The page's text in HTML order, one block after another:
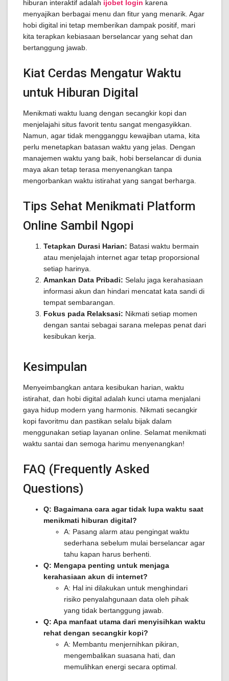
hiburan interaktif adalah ijobet login karena
menyajikan berbagai menu dan fitur yang menarik. Agar
hobi digital ini tetap memberikan dampak positif, mari
kita terapkan kebiasaan berselancar yang sehat dan
bertanggung jawab.
Kiat Cerdas Mengatur Waktu
untuk Hiburan Digital
Menikmati waktu luang dengan secangkir kopi dan
menjelajahi situs favorit tentu sangat mengasyikkan.
Namun, agar tidak mengganggu kewajiban utama, kita
perlu menetapkan batasan waktu yang jelas. Dengan
manajemen waktu yang baik, hobi berselancar di dunia
maya akan tetap terasa menyenangkan tanpa
mengorbankan waktu istirahat yang sangat berharga.
Tips Sehat Menikmati Platform
Online Sambil Ngopi
Tetapkan Durasi Harian: Batasi waktu bermain
atau menjelajah internet agar tetap proporsional
setiap harinya.
Amankan Data Pribadi: Selalu jaga kerahasiaan
informasi akun dan hindari mencatat kata sandi di
tempat sembarangan.
Fokus pada Relaksasi: Nikmati setiap momen
dengan santai sebagai sarana melepas penat dari
kesibukan kerja.
Kesimpulan
Menyeimbangkan antara kesibukan harian, waktu
istirahat, dan hobi digital adalah kunci utama menjalani
gaya hidup modern yang harmonis. Nikmati secangkir
kopi favoritmu dan pastikan selalu bijak dalam
menggunakan setiap layanan online. Selamat menikmati
waktu santai dan semoga harimu menyenangkan!
FAQ (Frequently Asked
Questions)
Q: Bagaimana cara agar tidak lupa waktu saat
menikmati hiburan digital?
A: Pasang alarm atau pengingat waktu
sederhana sebelum mulai berselancar agar
tahu kapan harus berhenti.
Q: Mengapa penting untuk menjaga
kerahasiaan akun di internet?
A: Hal ini dilakukan untuk menghindari
risiko penyalahgunaan data oleh pihak
yang tidak bertanggung jawab.
Q: Apa manfaat utama dari menyisihkan waktu
rehat dengan secangkir kopi?
A: Membantu menjernihkan pikiran,
mengembalikan suasana hati, dan
memulihkan energi secara optimal.